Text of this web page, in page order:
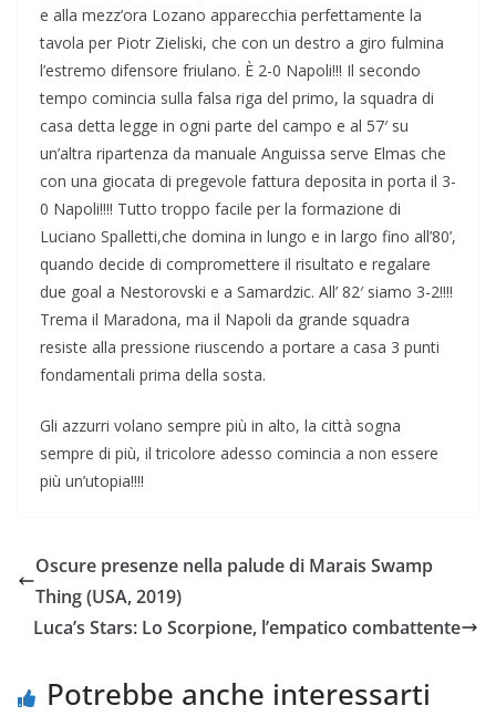
e alla mezz’ora Lozano apparecchia perfettamente la
tavola per Piotr Zieliski, che con un destro a giro fulmina
l’estremo difensore friulano. È 2-0 Napoli!!! Il secondo
tempo comincia sulla falsa riga del primo, la squadra di
casa detta legge in ogni parte del campo e al 57′ su
un’altra ripartenza da manuale Anguissa serve Elmas che
con una giocata di pregevole fattura deposita in porta il 3-
0 Napoli!!!! Tutto troppo facile per la formazione di
Luciano Spalletti,che domina in lungo e in largo fino all’80’,
quando decide di compromettere il risultato e regalare
due goal a Nestorovski e a Samardzic. All’ 82′ siamo 3-2!!!!
Trema il Maradona, ma il Napoli da grande squadra
resiste alla pressione riuscendo a portare a casa 3 punti
fondamentali prima della sosta.
Gli azzurri volano sempre più in alto, la città sogna
sempre di più, il tricolore adesso comincia a non essere
più un’utopia!!!!
Oscure presenze nella palude di Marais Swamp
Thing (USA, 2019)
Luca’s Stars: Lo Scorpione, l’empatico combattente
Potrebbe anche interessarti